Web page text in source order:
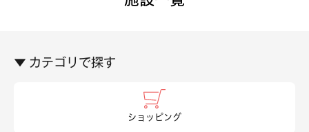
▼ カテゴリで探す
ショッピング